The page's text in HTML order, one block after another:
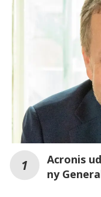
Acronis
ny